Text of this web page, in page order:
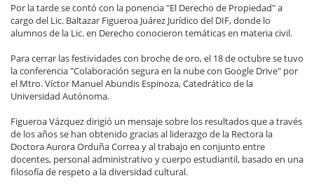
Por la tarde se contó con la ponencia "El Derecho de Propiedad" a
cargo del Lic. Baltazar Figueroa Juárez Jurídico del DIF, donde lo
alumnos de la Lic. en Derecho conocieron temáticas en materia civil.
Para cerrar las festividades con broche de oro, el 18 de octubre se tuvo
la conferencia "Colaboración segura en la nube con Google Drive" por
el Mtro. Víctor Manuel Abundis Espinoza, Catedrático de la
Universidad Autónoma.
Figueroa Vázquez dirigió un mensaje sobre los resultados que a través
de los años se han obtenido gracias al liderazgo de la Rectora la
Doctora Aurora Orduña Correa y al trabajo en conjunto entre
docentes, personal administrativo y cuerpo estudiantil, basado en una
filosofía de respeto a la diversidad cultural.